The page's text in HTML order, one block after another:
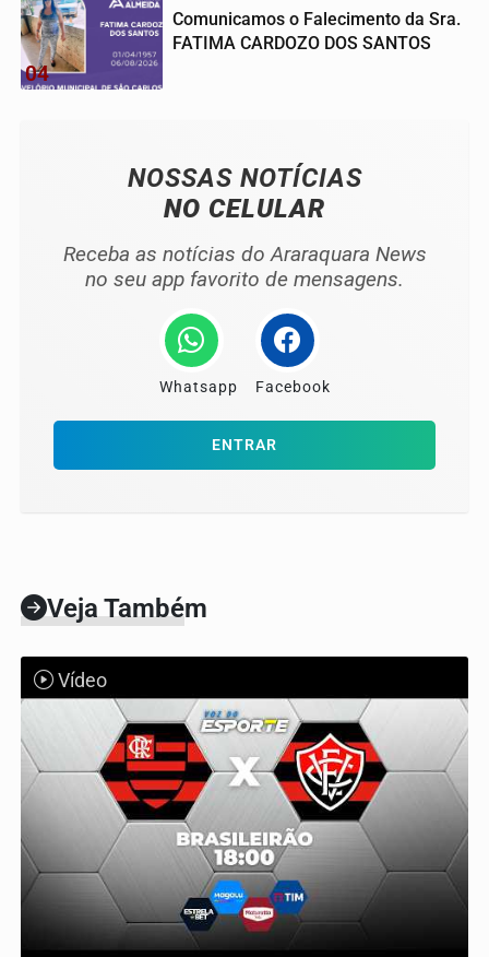
04
Comunicamos o Falecimento da Sra.
FATIMA CARDOZO DOS SANTOS
NOSSAS NOTÍCIAS
NO CELULAR
Receba as notícias do Araraquara News
no seu app favorito de mensagens.
Whatsapp Facebook
ENTRAR
Veja Também
Vídeo